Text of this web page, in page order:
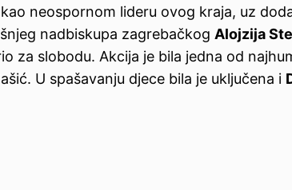
neospornom lideru ovog kraja, uz
nadbiskupa zagrebačkog Alojzija
za slobodu. Akcija je bila jedna od
U spašavanju djece bila je uključena i